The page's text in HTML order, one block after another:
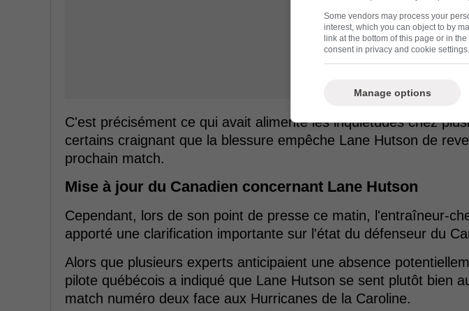
C'est précisément ce qui avait alimenté les inquiétudes chez
certains craignant que la blessure empêche Lane Hutson de
prochain match.
Mise à jour du Canadien concernant Lane Hutson
Cependant, lors de son point de presse ce matin, l'entraîneur-
apporté une clarification importante sur l'état du défenseur du
Alors que plusieurs experts anticipaient une absence
pilote québécois a indiqué que Lane Hutson se sent plutôt bien
match numéro deux face aux Hurricanes de la Caroline.
Some vendors may process your
interest, which you can object to by
link at the bottom of this page or in
consent in privacy and cookie settings.
Manage options